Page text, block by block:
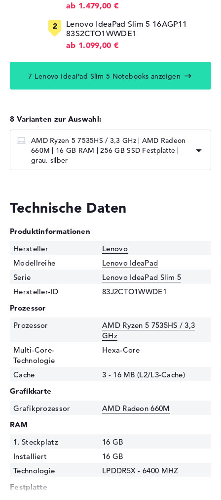
ab 1.479,00 €
Lenovo IdeaPad Slim 5 16AGP11
83S2CTO1WWDE1
ab 1.099,00 €
7 Lenovo IdeaPad Slim 5 Notebooks anzeigen
8 Varianten zur Auswahl:
AMD Ryzen 5 7535HS / 3,3 GHz | AMD Radeon
660M | 16 GB RAM | 256 GB SSD Festplatte |
grau, silber
Technische Daten
Produktinformationen
Hersteller
Lenovo
Modellreihe
Lenovo IdeaPad
Serie
Lenovo IdeaPad Slim 5
Hersteller-ID
83J2CTO1WWDE1
Prozessor
Prozessor
AMD Ryzen 5 7535HS / 3,3
GHz
Multi-Core-
Technologie
Hexa-Core
Cache
3 - 16 MB (L2/L3-Cache)
Grafikkarte
Grafikprozessor
AMD Radeon 660M
RAM
1. Steckplatz
16 GB
Installiert
16 GB
Technologie
LPDDR5X - 6400 MHZ
Festplatte